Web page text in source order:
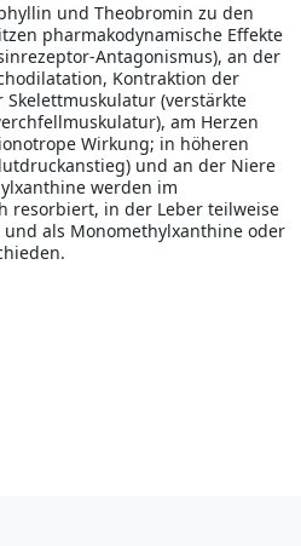
und Theobromin zu den
pharmakodynamische Effekte
Antagonismus), an der
Kontraktion der
(verstärkte
am Herzen
Wirkung; in höheren
und an der Niere
werden im
resorbiert, in der Leber teilweise
als Monomethylxanthine oder